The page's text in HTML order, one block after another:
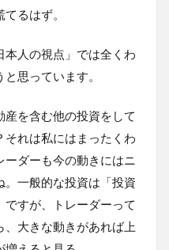
るはず。
本人の視点」では全くわ
思っています。
を含む他の投資をして
それは私にはまったくわ
ダーも今の動きにはニ
。一般的な投資は「投資
すが、トレーダーって
、大きな動きがあれば上